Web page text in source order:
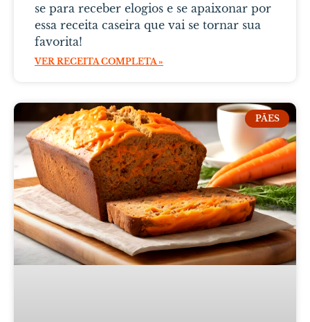
se para receber elogios e se apaixonar por
essa receita caseira que vai se tornar sua
favorita!
VER RECEITA COMPLETA »
PÃES